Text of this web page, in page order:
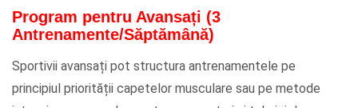
Program pentru Avansați (3
Antrenamente/Săptămână)
Sportivii avansați pot structura antrenamentele pe
principiul priorității capetelor musculare sau pe metode